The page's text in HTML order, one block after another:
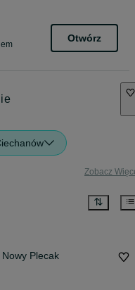
Otwórz
Zobacz
Plecak